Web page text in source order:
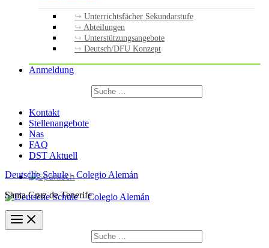
Unterrichtsfächer Sekundarstufe
Abteilungen
Unterstützungsangebote
Deutsch/DFU Konzept
Anmeldung
Suchen
nach:
Kontakt
Stellenangebote
Nas
FAQ
DST Aktuell
Deutsche Schule - Colegio Alemán
Santa Cruz de Tenerife
Suchen
nach: